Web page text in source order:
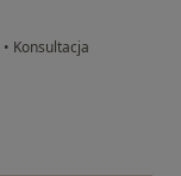
• Konsultacja